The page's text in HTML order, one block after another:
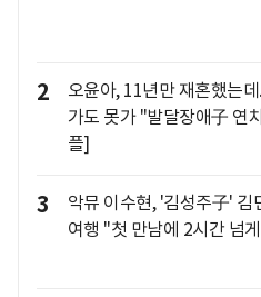
2
오윤아, 11년만 재혼했는
가도 못가 "발달장애子 연
플]
3
악뮤 이수현, '김성주子' 김
여행 "첫 만남에 2시간 넘